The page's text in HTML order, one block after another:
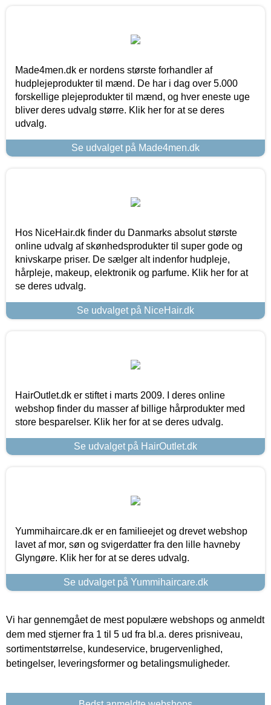
Made4men.dk er nordens største forhandler af
hudplejeprodukter til mænd. De har i dag over 5.000
forskellige plejeprodukter til mænd, og hver eneste uge
bliver deres udvalg større. Klik her for at se deres
udvalg.
Se udvalget på Made4men.dk
Hos NiceHair.dk finder du Danmarks absolut største
online udvalg af skønhedsprodukter til super gode og
knivskarpe priser. De sælger alt indenfor hudpleje,
hårpleje, makeup, elektronik og parfume. Klik her for at
se deres udvalg.
Se udvalget på NiceHair.dk
HairOutlet.dk er stiftet i marts 2009. I deres online
webshop finder du masser af billige hårprodukter med
store besparelser. Klik her for at se deres udvalg.
Se udvalget på HairOutlet.dk
Yummihaircare.dk er en familieejet og drevet webshop
lavet af mor, søn og svigerdatter fra den lille havneby
Glyngøre. Klik her for at se deres udvalg.
Se udvalget på Yummihaircare.dk
Vi har gennemgået de mest populære webshops og anmeldt
dem med stjerner fra 1 til 5 ud fra bl.a. deres prisniveau,
sortimentstørrelse, kundeservice, brugervenlighed,
betingelser, leveringsformer og betalingsmuligheder.